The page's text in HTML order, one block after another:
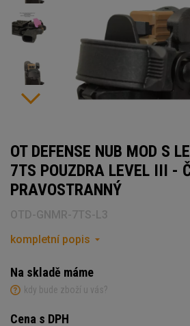
OT DEFENSE NUB MOD S
7TS POUZDRA LEVEL III -
PRAVOSTRANNÝ
OTD-GNMR-7TS-L3
kompletní popis
Na skladě máme
kdy bude zboží u vás?
Cena s DPH